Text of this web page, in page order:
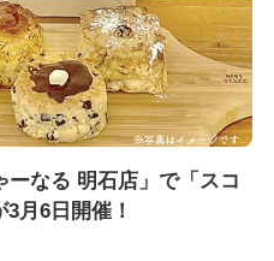
ーなる 明石店」で「スコ
月6日開催！